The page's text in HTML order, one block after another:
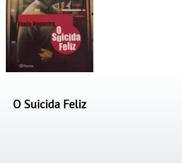
O Suicida Feliz